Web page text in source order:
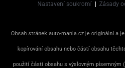
Nastavení soukromí Zásady
Obsah stránek auto-mania.cz je originální a
kopírování obsahu nebo částí obsahu
použití části obsahu s výslovným písemným